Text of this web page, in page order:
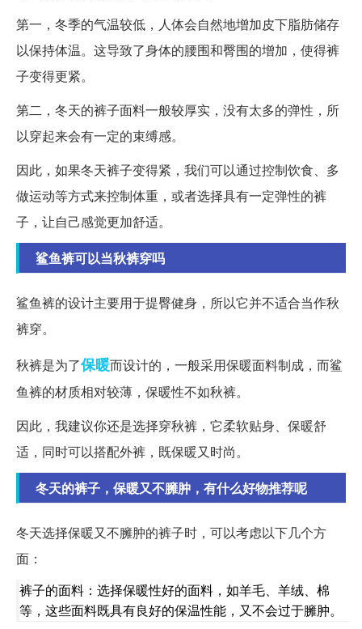
第一，冬季的气温较低，人体会自然地增加皮下脂肪储存
以保持体温。这导致了身体的腰围和臀围的增加，使得裤
子变得更紧。
第二，冬天的裤子面料一般较厚实，没有太多的弹性，所
以穿起来会有一定的束缚感。
因此，如果冬天裤子变得紧，我们可以通过控制饮食、多
做运动等方式来控制体重，或者选择具有一定弹性的裤
子，让自己感觉更加舒适。
鲨鱼裤可以当秋裤穿吗
鲨鱼裤的设计主要用于提臀健身，所以它并不适合当作秋
裤穿。
秋裤是为了保暖而设计的，一般采用保暖面料制成，而鲨
鱼裤的材质相对较薄，保暖性不如秋裤。
因此，我建议你还是选择穿秋裤，它柔软贴身、保暖舒
适，同时可以搭配外裤，既保暖又时尚。
冬天的裤子，保暖又不臃肿，有什么好物推荐呢
冬天选择保暖又不臃肿的裤子时，可以考虑以下几个方
面：
裤子的面料：选择保暖性好的面料，如羊毛、羊绒、棉
等，这些面料既具有良好的保温性能，又不会过于臃肿。